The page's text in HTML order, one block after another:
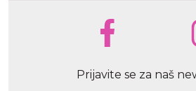
Prijavite se za naš